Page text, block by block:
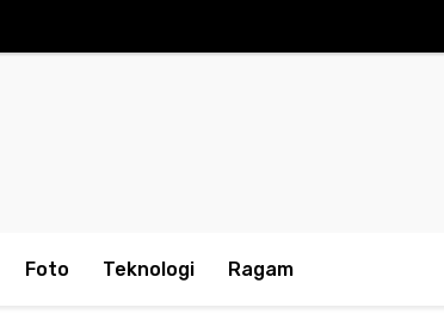
Foto Teknologi Ragam